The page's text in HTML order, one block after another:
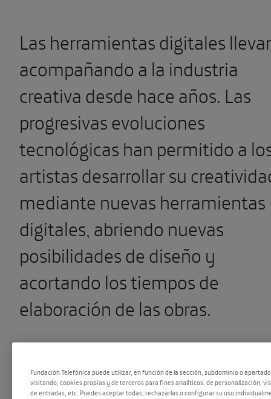
Las herramientas digitales
acompañando a la industria
creativa desde hace años. Las
progresivas evoluciones
tecnológicas han permitido a
artistas desarrollar su
mediante nuevas herramientas
digitales, abriendo nuevas
posibilidades de diseño y
acortando los tiempos de
elaboración de las obras.
Hoy en día nos encontramos
frente a una nueva revolución
Fundación Telefónica puede utilizar, en función de la sección, subdominio o
visitando, cookies propias y de terceros para fines analíticos, de personalización,
de entradas, etc. Puedes aceptar todas, rechazarlas o configurar su uso